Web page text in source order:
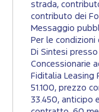
strada,
contributo dei
Messaggio
Per le
Di Sintesi
Concessionarie
Fiditalia Leasing
51.100, prezzo
33.450, anticipo